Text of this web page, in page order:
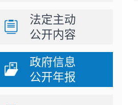
法定主动
公开内容
政府信息
公开年报